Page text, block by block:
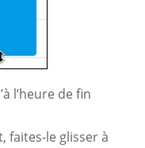
l’heure de fin
faites-le glisser à